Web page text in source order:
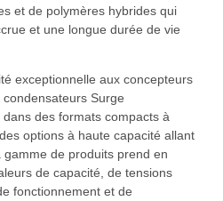
et de polymères hybrides qui
et une longue durée de vie
exceptionnelle aux concepteurs
Surge
des formats compacts à
options à haute capacité allant
gamme de produits prend en
de capacité, de tensions
fonctionnement et de